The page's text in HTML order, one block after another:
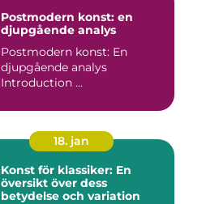
Postmodern konst: en
djupgående analys
Postmodern konst: En
djupgående analys
Introduction ...
18. jan
Konst för klassiker: En
översikt över dess
betydelse och variation